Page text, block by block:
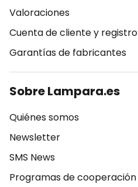
Valoraciones
Cuenta de cliente y registro
Garantías de fabricantes
Sobre Lampara.es
Quiénes somos
Newsletter
SMS News
Programas de cooperación